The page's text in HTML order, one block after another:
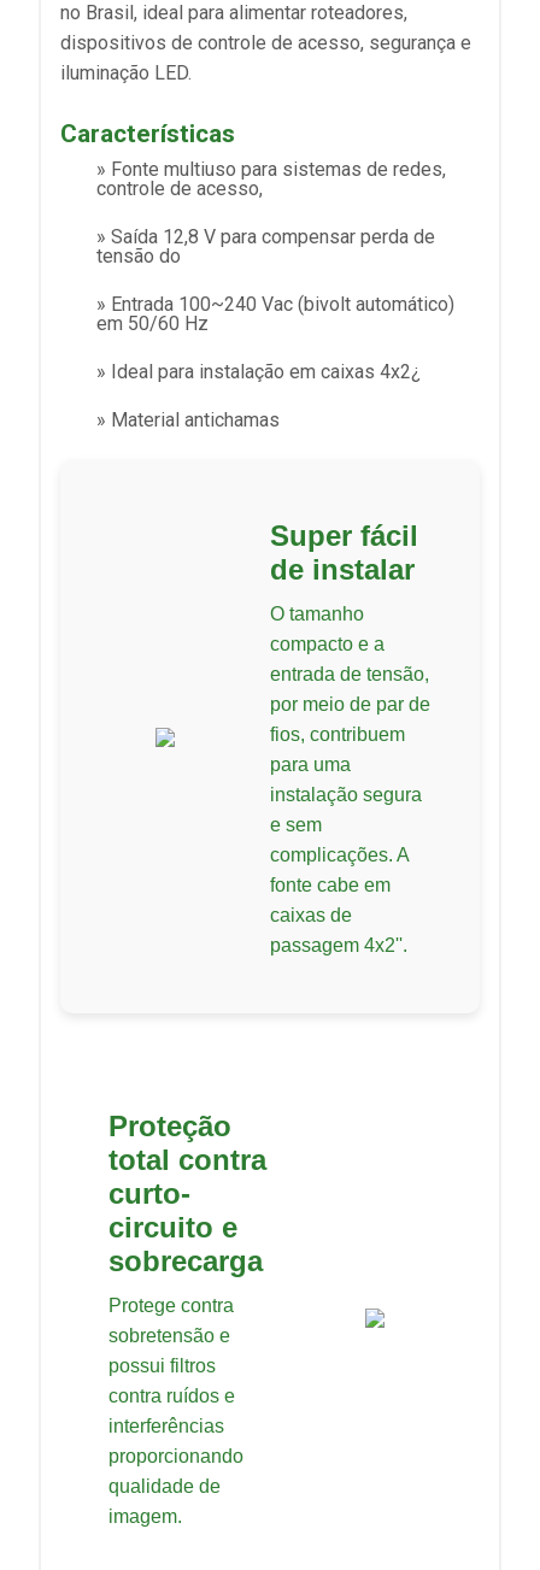
no Brasil, ideal para alimentar roteadores,
dispositivos de controle de acesso, segurança e
iluminação LED.
Características
» Fonte multiuso para sistemas de redes,
controle de acesso,
» Saída 12,8 V para compensar perda de
tensão do
» Entrada 100~240 Vac (bivolt automático)
em 50/60 Hz
» Ideal para instalação em caixas 4x2¿
» Material antichamas
Super fácil
de instalar
O tamanho
compacto e a
entrada de tensão,
por meio de par de
fios, contribuem
para uma
instalação segura
e sem
complicações. A
fonte cabe em
caixas de
passagem 4x2''.
Proteção
total contra
curto-
circuito e
sobrecarga
Protege contra
sobretensão e
possui filtros
contra ruídos e
interferências
proporcionando
qualidade de
imagem.